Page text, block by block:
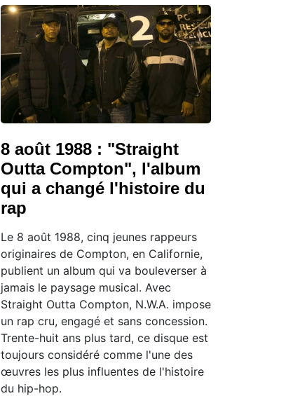
8 août 1988 : "Straight
Outta Compton", l'album
qui a changé l'histoire du
rap
Le 8 août 1988, cinq jeunes rappeurs
originaires de Compton, en Californie,
publient un album qui va bouleverser à
jamais le paysage musical. Avec
Straight Outta Compton, N.W.A. impose
un rap cru, engagé et sans concession.
Trente-huit ans plus tard, ce disque est
toujours considéré comme l'une des
œuvres les plus influentes de l'histoire
du hip-hop.